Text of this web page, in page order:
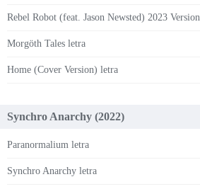
Rebel Robot (feat. Jason Newsted) 2023
Morgöth Tales letra
Home (Cover Version) letra
Synchro Anarchy (2022)
Paranormalium letra
Synchro Anarchy letra